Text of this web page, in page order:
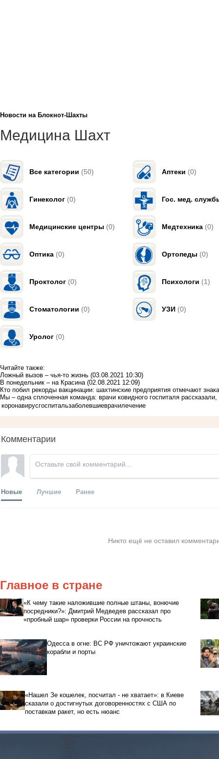
Новости на Блoкнoт-Шахты
Медицина Шахт
Все категории (50) Аптеки (0)
Гинеколог (0) Гос. мед.
Медицинские центры (0) Медтехника (0)
Оптика (0) Ортопеды (0)
Проктолог (0) Психологи (1)
Стоматологии (0) УЗИ (0)
Уролог (0)
Читайте также:
Ложный вызов – чья-то жизнь (03.08.2021 10:30)
В понедельник – на Красина (02.08.2021 12:09)
Кто побил рекорды вакцинации: шахтинские предприятия отмечают
Мы – одна сплоченная команда: врачи ковидного госпиталя
коронавирусгоспитальзаболевшиеврачилечение
Комментарии
Новые Лучшие Ранее
Никто ещё не оставил
Главное в стране
«К чему такие наложившие полные штаны, вонючие
посредники?»: Дмитрий Медведев рассказал про
«пробный шар» проверки России на прочность
Одесса в огне: ВС РФ уничтожают украинские
корабли и порты
«Нашел Зе кошелек, посчитал - не хватает»: в Киеве
сказали о достигнутых договоренностях с США по
поставкам ракет, но есть нюанс